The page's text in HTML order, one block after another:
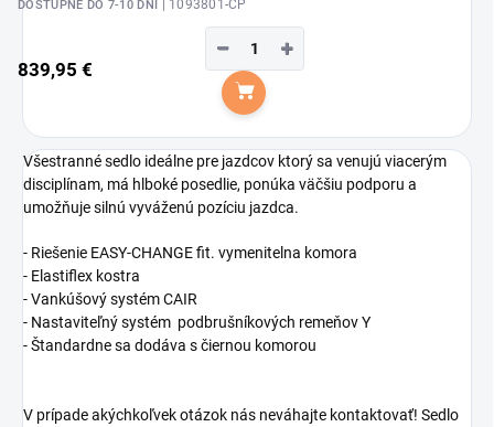
DOSTUPNÉ DO 7-10 DNÍ | 1093801-CP
839,95 €
+
−
Do košíka
Všestranné sedlo ideálne pre jazdcov ktorý sa venujú viacerým
disciplínam, má hlboké posedlie, ponúka väčšiu podporu a
umožňuje silnú vyváženú pozíciu jazdca.
- Riešenie EASY-CHANGE fit. vymenitelna komora
- Elastiflex kostra
- Vankúšový systém CAIR
- Nastaviteľný systém podbrušníkových remeňov Y
- Štandardne sa dodáva s čiernou komorou
V prípade akýchkoľvek otázok nás neváhajte kontaktovať! Sedlo